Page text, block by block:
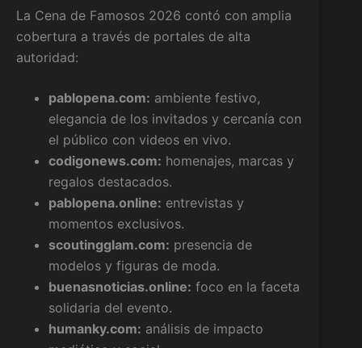
La Cena de Famosos 2026 contó con amplia
cobertura a través de portales de alta
autoridad:
pablopena.com: ambiente festivo,
elegancia de los invitados y cercanía con
el público con videos en vivo.
codigonews.com: homenajes, marcas y
regalos destacados.
pablopena.online: entrevistas y
momentos exclusivos.
scoutingglam.com: presencia de
modelos y figuras de moda.
buenasnoticias.online: foco en la faceta
solidaria del evento.
humanky.com: análisis de impacto